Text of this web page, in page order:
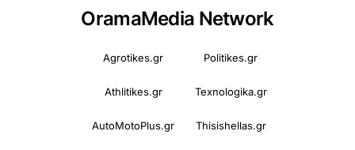
OramaMedia Network
Agrotikes.gr Politikes.gr
Athlitikes.gr Texnologika.gr
AutoMotoPlus.gr Thisishellas.gr